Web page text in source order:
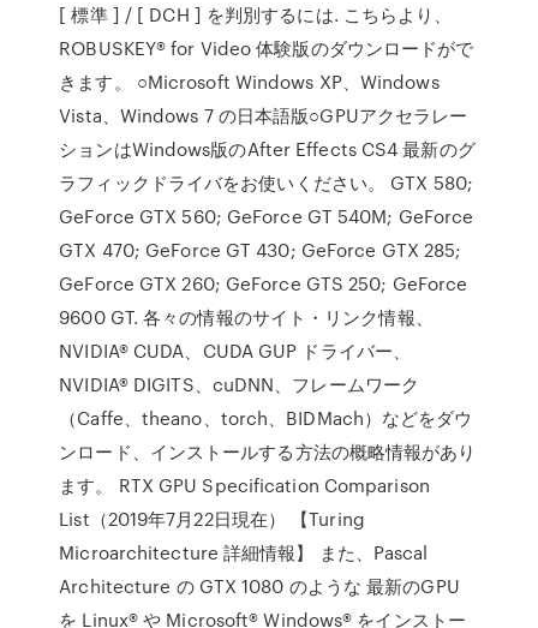
[ 標準 ] / [ DCH ] を判別するには. こちらより、
ROBUSKEY® for Video 体験版のダウンロードがで
きます。 ○Microsoft Windows XP、Windows
Vista、Windows 7 の日本語版○GPUアクセラレー
ションはWindows版のAfter Effects CS4 最新のグ
ラフィックドライバをお使いください。 GTX 580;
GeForce GTX 560; GeForce GT 540M; GeForce
GTX 470; GeForce GT 430; GeForce GTX 285;
GeForce GTX 260; GeForce GTS 250; GeForce
9600 GT. 各々の情報のサイト・リンク情報、
NVIDIA® CUDA、CUDA GUP ドライバー、
NVIDIA® DIGITS、cuDNN、フレームワーク
（Caffe、theano、torch、BIDMach）などをダウ
ンロード、インストールする方法の概略情報があり
ます。 RTX GPU Specification Comparison
List（2019年7月22日現在） 【Turing
Microarchitecture 詳細情報】 また、Pascal
Architecture の GTX 1080 のような 最新のGPU
を Linux® や Microsoft® Windows® をインストー